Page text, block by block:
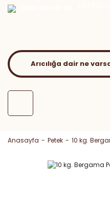
Anasayfa Petek 10 kg.